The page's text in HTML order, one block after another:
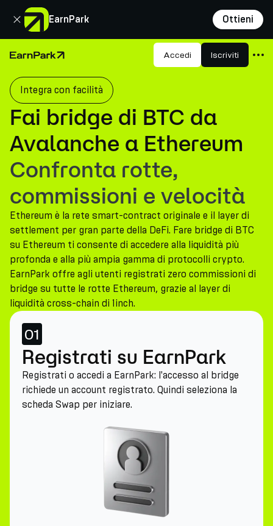
EarnPark Ottieni
Chiudi
Pagina principale Accedi Iscriviti
Prodotti
Mercati
Calcolatori
PARK Token
Risorse
Azienda
Integra con facilità
Fai bridge di BTC da
Avalanche a Ethereum
Confronta rotte,
commissioni e velocità
Ethereum è la rete smart-contract originale e il layer di
settlement per gran parte della DeFi. Fare bridge di BTC
su Ethereum ti consente di accedere alla liquidità più
profonda e alla più ampia gamma di protocolli crypto.
EarnPark offre agli utenti registrati zero commissioni di
bridge su tutte le rotte Ethereum, grazie al layer di
liquidità cross-chain di 1inch.
01
Registrati su EarnPark
Registrati o accedi a EarnPark: l'accesso al bridge
richiede un account registrato. Quindi seleziona la
scheda Swap per iniziare.